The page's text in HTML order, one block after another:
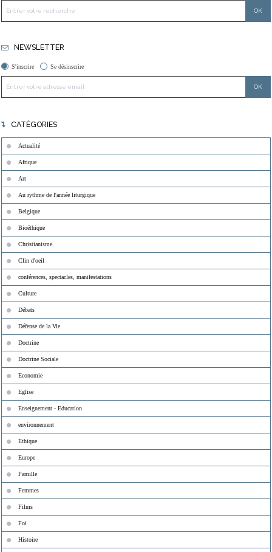
NEWSLETTER
S'inscrire Se désinscrire
CATÉGORIES
Actualité
Afrique
Art
Au rythme de l'année liturgique
Belgique
Bioéthique
Christianisme
Clin d'oeil
conférences, spectacles, manifestations
Culture
Débats
Défense de la Vie
Doctrine
Doctrine Sociale
Economie
Eglise
Enseignement - Education
environnement
Ethique
Europe
Famille
Femmes
Films
Foi
Histoire